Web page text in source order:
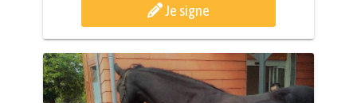
Je signe